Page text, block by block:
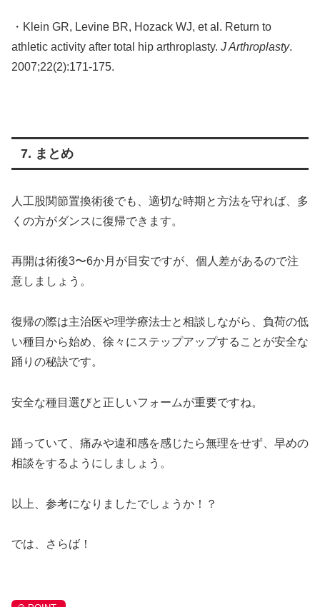
・Klein GR, Levine BR, Hozack WJ, et al. Return to
athletic activity after total hip arthroplasty. J Arthroplasty.
2007;22(2):171-175.
7. まとめ
人工股関節置換術後でも、適切な時期と方法を守れば、多
くの方がダンスに復帰できます。
再開は術後3〜6か月が目安ですが、個人差があるので注
意しましょう。
復帰の際は主治医や理学療法士と相談しながら、負荷の低
い種目から始め、徐々にステップアップすることが安全な
踊りの秘訣です。
安全な種目選びと正しいフォームが重要ですね。
踊っていて、痛みや違和感を感じたら無理をせず、早めの
相談をするようにしましょう。
以上、参考になりましたでしょうか！？
では、さらば！